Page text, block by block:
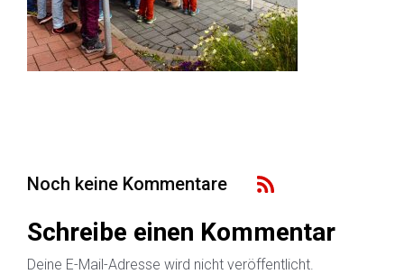
Noch keine Kommentare
Schreibe einen Kommentar
Deine E-Mail-Adresse wird nicht veröffentlicht.